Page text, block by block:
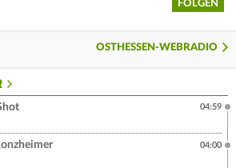
FOLGEN
OSTHESSEN-WEBRADIO
04:59
04:00